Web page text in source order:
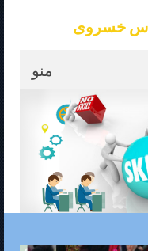
خسروی
منو